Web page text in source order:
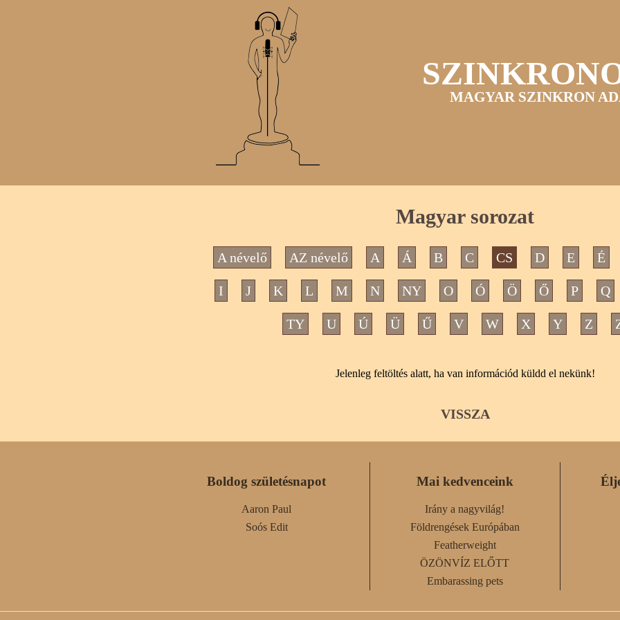
MAGYAR SZINKRON
Magyar sorozat
A névelő AZ névelő A Á B C CS D E É
I J K L M N NY O Ó Ö Ő P Q
TY U Ú Ü Ű V W X Y Z
Jelenleg feltöltés alatt, ha van információd küldd el nekünk!
VISSZA
Boldog születésnapot
Aaron Paul
Soós Edit
Mai kedvenceink
Irány a nagyvilág!
Földrengések Európában
Featherweight
ÖZÖNVÍZ ELŐTT
Embarassing pets